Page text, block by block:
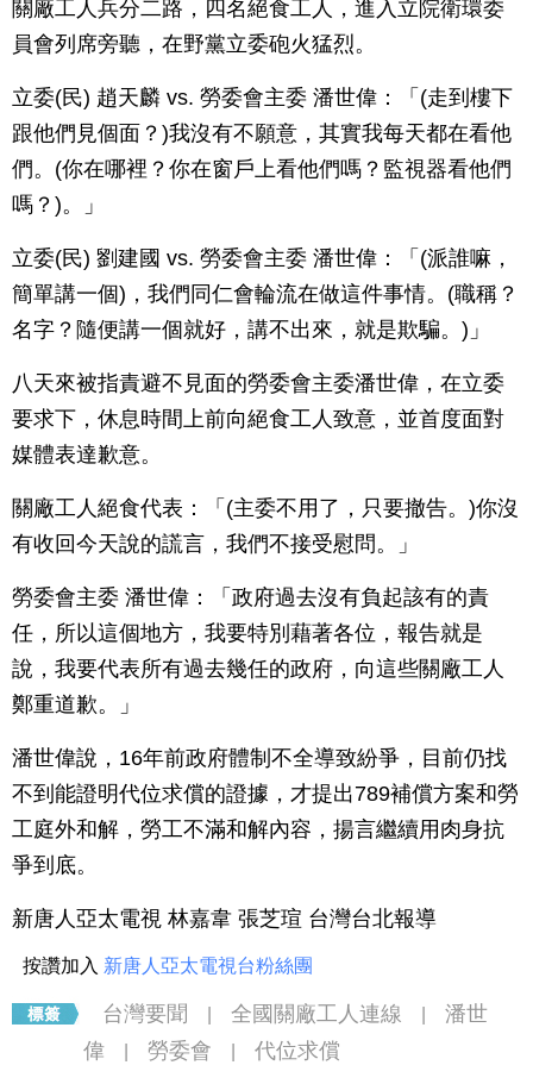
關廠工人兵分二路，四名絕食工人，進入立院衛環委
員會列席旁聽，在野黨立委砲火猛烈。
立委(民) 趙天麟 vs. 勞委會主委 潘世偉：「(走到樓下
跟他們見個面？)我沒有不願意，其實我每天都在看他
們。(你在哪裡？你在窗戶上看他們嗎？監視器看他們
嗎？)。」
立委(民) 劉建國 vs. 勞委會主委 潘世偉：「(派誰嘛，
簡單講一個)，我們同仁會輪流在做這件事情。(職稱？
名字？隨便講一個就好，講不出來，就是欺騙。)」
八天來被指責避不見面的勞委會主委潘世偉，在立委
要求下，休息時間上前向絕食工人致意，並首度面對
媒體表達歉意。
關廠工人絕食代表：「(主委不用了，只要撤告。)你沒
有收回今天說的謊言，我們不接受慰問。」
勞委會主委 潘世偉：「政府過去沒有負起該有的責
任，所以這個地方，我要特別藉著各位，報告就是
說，我要代表所有過去幾任的政府，向這些關廠工人
鄭重道歉。」
潘世偉說，16年前政府體制不全導致紛爭，目前仍找
不到能證明代位求償的證據，才提出789補償方案和勞
工庭外和解，勞工不滿和解內容，揚言繼續用肉身抗
爭到底。
新唐人亞太電視 林嘉韋 張芝瑄 台灣台北報導
按讚加入 新唐人亞太電視台粉絲團
台灣要聞 全國關廠工人連線
潘世
偉
勞委會 代位求償